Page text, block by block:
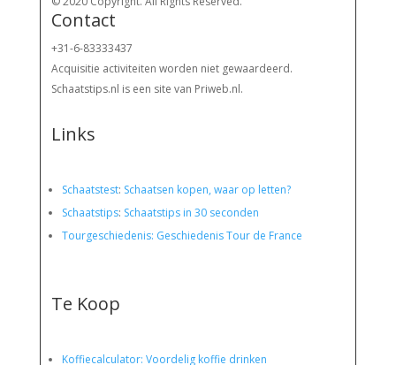
Contact
+31-6-83333437
Acquisitie activiteiten worden niet gewaardeerd.
Schaatstips.nl is een site van Priweb.nl.
Links
Schaatstest: Schaatsen kopen, waar op letten?
Schaatstips: Schaatstips in 30 seconden
Tourgeschiedenis: Geschiedenis Tour de France
Te Koop
Koffiecalculator: Voordelig koffie drinken